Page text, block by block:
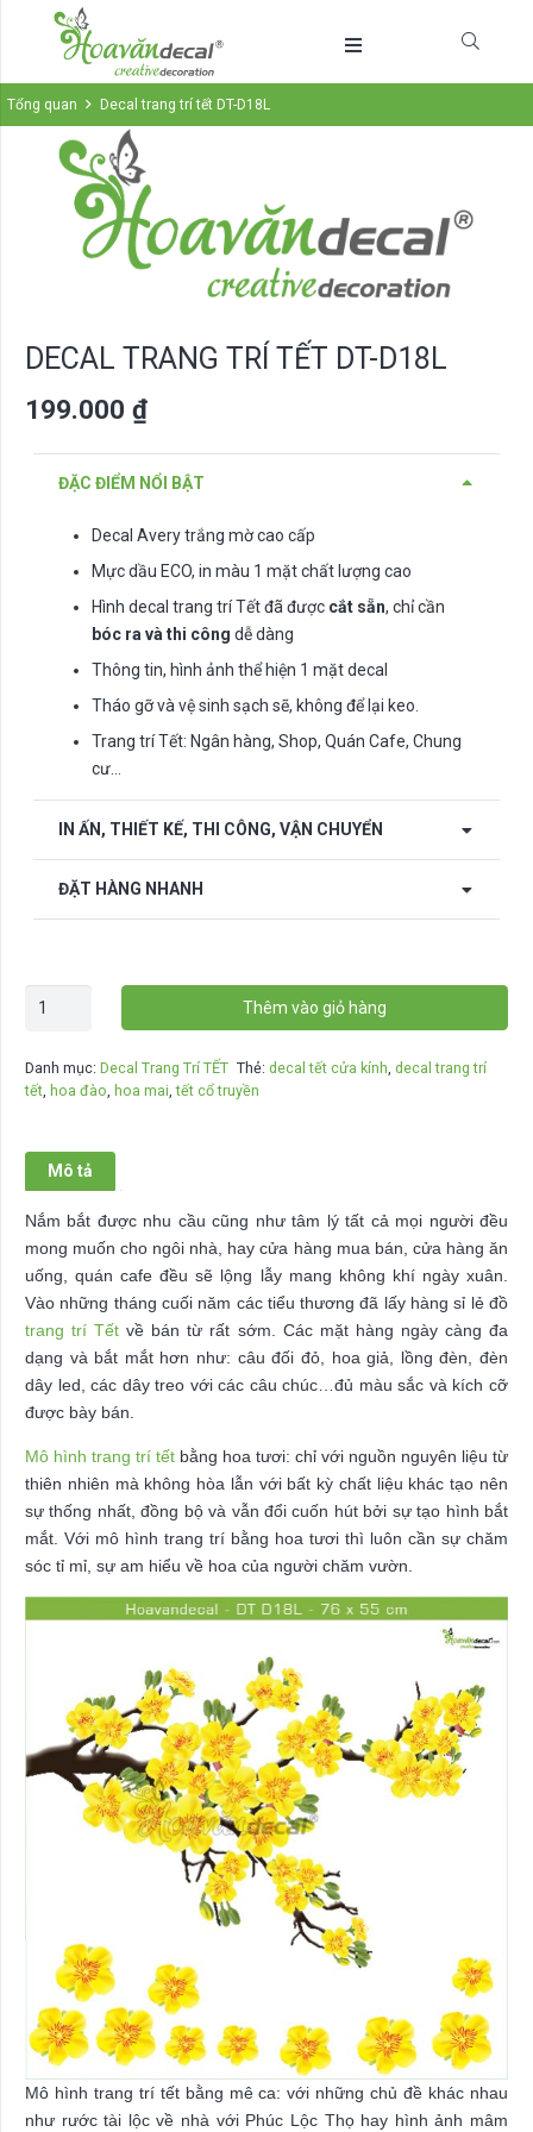
Tổng quan Decal trang trí tết DT-D18L
DECAL TRANG TRÍ TẾT DT-D18L
199.000 ₫
ĐẶC ĐIỂM NỔI BẬT
Decal Avery trắng mờ cao cấp
Mực dầu ECO, in màu 1 mặt chất lượng cao
Hình decal trang trí Tết đã được cắt sẵn, chỉ cần
bóc ra và thi công dễ dàng
Thông tin, hình ảnh thể hiện 1 mặt decal
Tháo gỡ và vệ sinh sạch sẽ, không để lại keo.
Trang trí Tết: Ngân hàng, Shop, Quán Cafe, Chung
cư…
IN ẤN, THIẾT KẾ, THI CÔNG, VẬN CHUYỂN
ĐẶT HÀNG NHANH
Decal
tết
lượng
Thêm vào giỏ hàng
Danh mục: Decal Trang Trí TẾT Thẻ:decal tết cửa kính ,decal trang trí
tết hoa đào hoa mai ,tết cổ truyền
Mô tả
Nắm bắt được nhu cầu cũng như tâm lý tất cả mọi người đều
mong muốn cho ngôi nhà, hay cửa hàng mua bán, cửa hàng ăn
uống, quán cafe đều sẽ lộng lẫy mang không khí ngày xuân.
Vào những tháng cuối năm các tiểu thương đã lấy hàng sỉ lẻ đồ
trang trí Tết về bán từ rất sớm. Các mặt hàng ngày càng đa
dạng và bắt mắt hơn như: câu đối đỏ, hoa giả, lồng đèn, đèn
dây led, các dây treo với các câu chúc…đủ màu sắc và kích cỡ
được bày bán.
Mô hình trang trí tết bằng hoa tươi: chỉ với nguồn nguyên liệu từ
thiên nhiên mà không hòa lẫn với bất kỳ chất liệu khác tạo nên
sự thống nhất, đồng bộ và vẫn đổi cuốn hút bởi sự tạo hình bắt
mắt. Với mô hình trang trí bằng hoa tươi thì luôn cần sự chăm
sóc tỉ mỉ, sự am hiểu về hoa của người chăm vườn.
Mô hình trang trí tết bằng mê ca: với những chủ đề khác nhau
như rước tài lộc về nhà với Phúc Lộc Thọ hay hình ảnh mâm